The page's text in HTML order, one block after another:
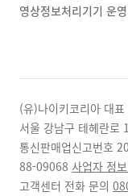
영상정보처리기기 운
(유)나이키코리아 대
서울 강남구 테헤란로
통신판매업신고번호
88-09068 사업자 정
고객센터 전화 문의